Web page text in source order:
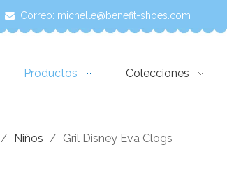
 Correo: michelle@benefit-shoes.com
Productos Colecciones
/ Niños / Gril Disney Eva Clogs